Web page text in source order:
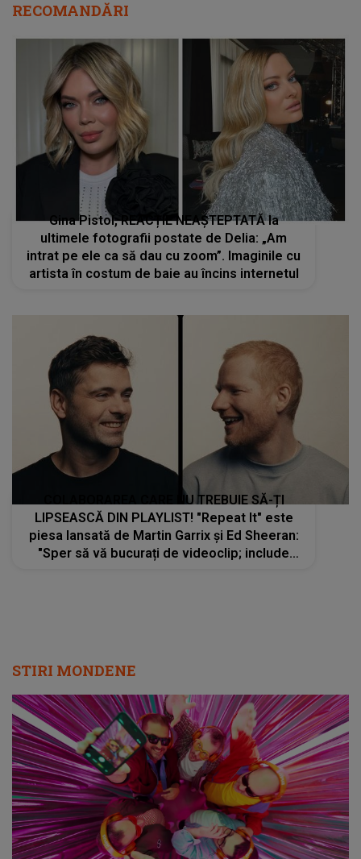
RECOMANDĂRI
Gina Pistol, REACȚIE NEAȘTEPTATĂ la
ultimele fotografii postate de Delia: „Am
intrat pe ele ca să dau cu zoom”. Imaginile cu
artista în costum de baie au încins internetul
COLABORAREA CARE NU TREBUIE SĂ-ȚI
LIPSEASCĂ DIN PLAYLIST! "Repeat It" este
piesa lansată de Martin Garrix și Ed Sheeran:
"Sper să vă bucurați de videoclip; include
STIRI MONDENE